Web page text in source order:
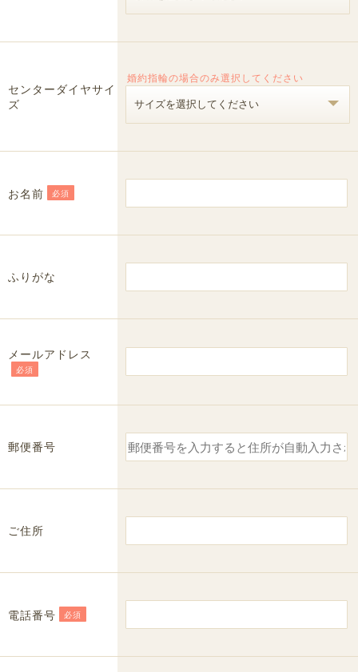
センターダイヤサイ
ズ
婚約指輪の場合のみ選択してください
お名前 必須
ふりがな
メールアドレス
必須
郵便番号
ご住所
電話番号 必須